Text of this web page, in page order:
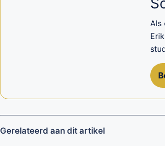
Als
Gerelateerd aan dit artikel